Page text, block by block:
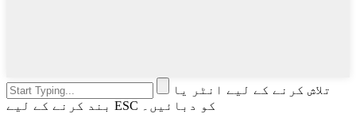
تلاش کرنے کے لیے انٹر یا
بند کرنے کے لیے ESC کو دبائیں۔